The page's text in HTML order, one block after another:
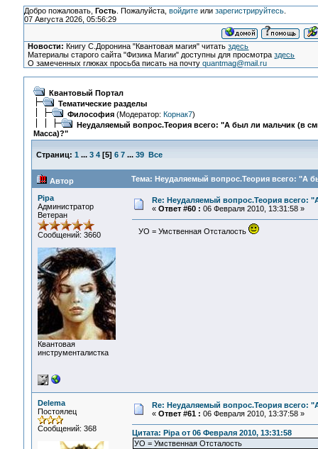
Добро пожаловать, Гость. Пожалуйста, войдитеили зарегистрируйтесь.
07 Августа 2026, 05:56:29
Новости: Книгу С.Доронина "Квантовая магия" читатьздесь
Материалы старого сайта "Физика Магии" доступны для просмотраздесь
О замеченных глюках просьба писать на почтуquantmag@mail.ru
Квантовый Портал
Тематические разделы
Философия(Модератор: Корнак7)
Неудаляемый вопрос.Теория всего: "А был ли мальчик (в
Масса)?"
Страниц: 1 ... 3 4[5] 6 7 ... 39 Все
Автор Тема: Неудаляемый вопрос.Теория всего: "А
Pipa
Администратор
Ветеран
Сообщений: 3660
Квантовая
инструменталистка
Re: Неудаляемый вопрос.Теория всего:
« Ответ #60 : 06 Февраля 2010, 13:31:58 »
УО = Умственная Отсталость
Delema
Постоялец
Сообщений: 368
Re: Неудаляемый вопрос.Теория всего:
« Ответ #61 : 06 Февраля 2010, 13:37:58 »
Цитата: Pipa от 06 Февраля 2010, 13:31:58
УО = Умственная Отсталость